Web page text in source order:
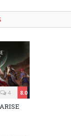
8.0
4